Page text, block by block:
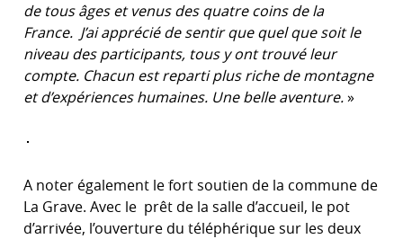
de tous âges et venus des quatre coins de la
France. J’ai apprécié de sentir que quel que soit le
niveau des participants, tous y ont trouvé leur
compte. Chacun est reparti plus riche de montagne
et d’expériences humaines. Une belle aventure.»
A noter également le fort soutien de la commune de
La Grave. Avec le prêt de la salle d’accueil, le pot
d’arrivée, l’ouverture du téléphérique sur les deux